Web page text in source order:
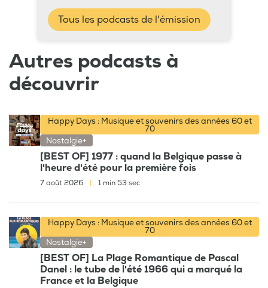
Tous les podcasts de l'émission
Autres podcasts à
découvrir
Happy Days : Musique et souvenirs des années 60 et
70
Nostalgie+
[BEST OF] 1977 : quand la Belgique passe à
l'heure d'été pour la première fois
7 août 2026 1 min 53 sec
Happy Days : Musique et souvenirs des années 60 et
70
Nostalgie+
[BEST OF] La Plage Romantique de Pascal
Danel : le tube de l'été 1966 qui a marqué la
France et la Belgique